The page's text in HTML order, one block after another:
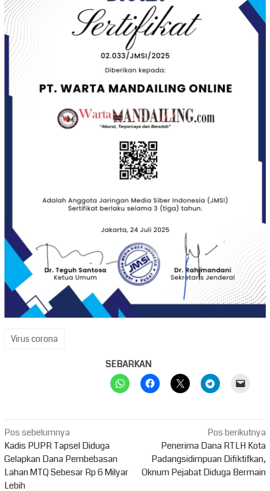
Virus corona
SEBARKAN
Navigasi
pos
Pos sebelumnya
Kadis PUPR Tapsel Diduga
Gelapkan Dana Pembebasan
Lahan MTQ Sebesar Rp 6 Milyar
Lebih
Pos berikutnya
Penerima Dana RTLH Kota
Padangsidimpuan Difiktifkan,
Oknum Pejabat Diduga Bermain